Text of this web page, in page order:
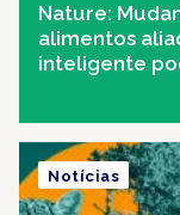
Nature:
alimentos
inteligente
Notícias